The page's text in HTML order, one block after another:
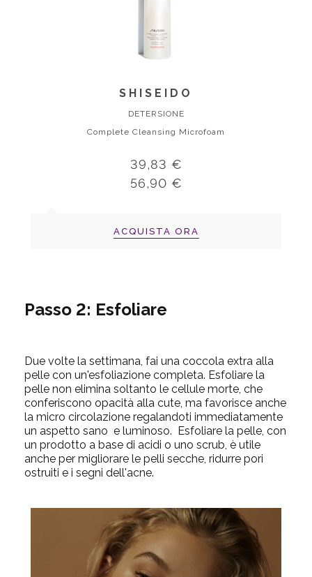
SHISEIDO
DETERSIONE
Complete Cleansing Microfoam
39,83 €
56,90 €
ACQUISTA ORA
Passo 2: Esfoliare
Due volte la settimana, fai una coccola extra alla
pelle con un'esfoliazione completa. Esfoliare la
pelle non elimina soltanto le cellule morte, che
conferiscono opacità alla cute, ma favorisce anche
la micro circolazione regalandoti immediatamente
un aspetto sano e luminoso. Esfoliare la pelle, con
un prodotto a base di acidi o uno scrub, è utile
anche per migliorare le pelli secche, ridurre pori
ostruiti e i segni dell'acne.